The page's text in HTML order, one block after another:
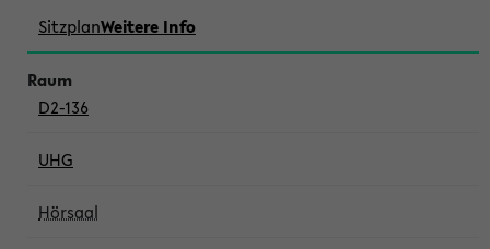
SitzplanWeitere Info
D2-136
UHG
Hörsaal